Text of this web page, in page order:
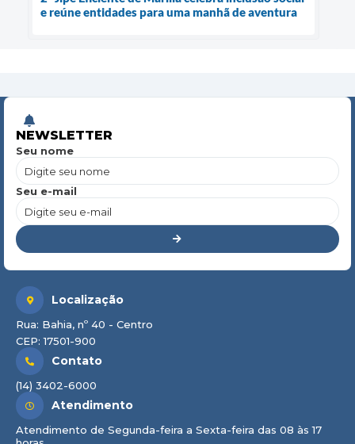
e reúne entidades para uma manhã de aventura
NEWSLETTER
Seu nome
Seu e-mail
Localização
Rua: Bahia, nº 40 - Centro
CEP: 17501-900
Contato
(14) 3402-6000
Atendimento
Atendimento de Segunda-feira a Sexta-feira das 08 às 17